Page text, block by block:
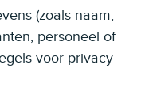
(zoals naam,
personeel of
voor privacy